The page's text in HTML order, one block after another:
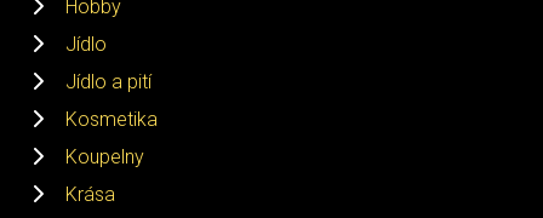
Hobby
Jídlo
Jídlo a pití
Kosmetika
Koupelny
Krása